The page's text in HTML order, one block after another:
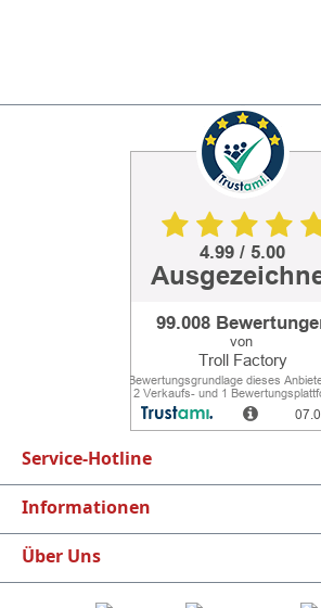
Service-Hotline
Informationen
Über Uns